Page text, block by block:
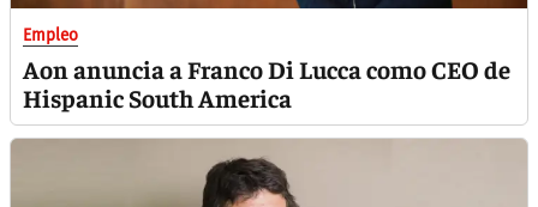
Empleo
Aon anuncia a Franco Di Lucca como CEO de
Hispanic South America